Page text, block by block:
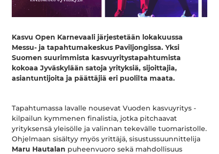
Kasvu Open Karnevaali järjestetään lokakuussa
Messu- ja tapahtumakeskus Paviljongissa. Yksi
Suomen suurimmista kasvuyritystapahtumista
kokoaa Jyväskylään satoja yrityksiä, sijoittajia,
asiantuntijoita ja päättäjiä eri puolilta maata.
Tapahtumassa lavalle nousevat Vuoden kasvuyritys -
kilpailun kymmenen finalistia, jotka pitchaavat
yrityksensä yleisölle ja valinnan tekevälle tuomaristolle.
Ohjelmaan sisältyy myös yrittäjä, sisustussuunnittelija
Maru Hautalan puheenvuoro sekä mahdollisuus